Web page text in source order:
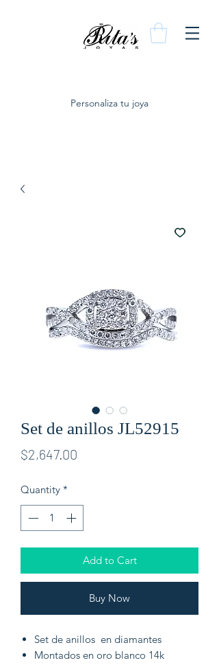
Personaliza tu joya
Set de anillos JL52915
$2,647.00
Quantity *
Add to Cart
Buy Now
Set de anillos en diamantes
Montados en oro blanco 14k